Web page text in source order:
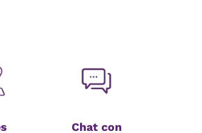
Chat con